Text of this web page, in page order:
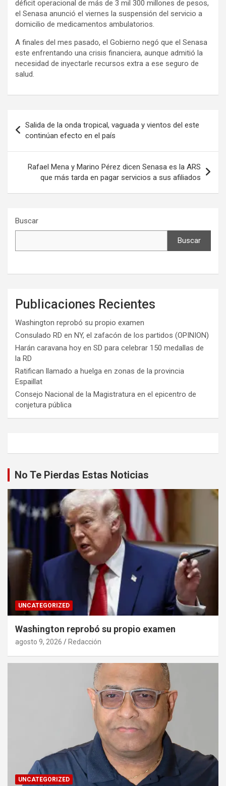
déficit operacional de más de 3 mil 300 millones de pesos,
el Senasa anunció el viernes la suspensión del servicio a
domicilio de medicamentos ambulatorios.
A finales del mes pasado, el Gobierno negó que el Senasa
este enfrentando una crisis financiera, aunque admitió la
necesidad de inyectarle recursos extra a ese seguro de
salud.
de
entradas
Salida de la onda tropical, vaguada y vientos del este
continúan efecto en el país
Rafael Mena y Marino Pérez dicen Senasa es la ARS
que más tarda en pagar servicios a sus afiliados
Buscar
Buscar
Publicaciones Recientes
Washington reprobó su propio examen
Consulado RD en NY, el zafacón de los partidos (OPINION)
Harán caravana hoy en SD para celebrar 150 medallas de
la RD
Ratifican llamado a huelga en zonas de la provincia
Espaillat
Consejo Nacional de la Magistratura en el epicentro de
conjetura pública
No Te Pierdas Estas Noticias
UNCATEGORIZED
Washington reprobó su propio examen
agosto 9, 2026 Redacción
UNCATEGORIZED